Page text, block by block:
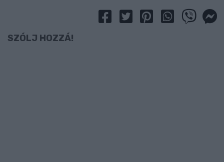
SZÓLJ HOZZÁ!